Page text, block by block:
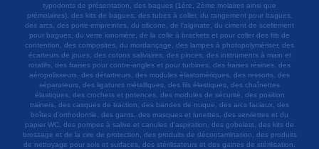
typodonts de présentation, des bagues (1ère, 2ème molaires ainsi que
prémolaires), des kits de bagues, des tubes à coller, du rangement pour bagues,
des arcs, des porte-empreintes, du silicone, de l'alginate, du ciment de scellement
pour bagues, du verre ionomère, de la colle à brackets et pour coller des fils de
contention, des composites, du mordançage, des lampes à photopolymériser, des
écarteurs de joues, des cotons salivaires, des pinces, des instruments à main et
rotatifs, des fraises pour contre-angles et pour turbines, des fraises résines, des
aéropolisseurs, des détartreurs, des modules élastomériques, des ressorts, des
séparateurs, des ligatures métalliques, des fils élastiques, des chaînettes
élastiques, des crochets et potences, des modules de sécurité, des position
trainers, des casques de traction, des bandes de nuque, des arcs faciaux, des
boîtes d'orthodontie, des gants, des masques et lunettes, des serviettes et du
papier WC, des pompes à salive et canules d'aspiration, des gobelets, des kits de
brossage et de la cire de protection, des produits de décontamination, des produits
de nettoyage pour sols et surfaces, des stérilisateurs et des gaines de stérilisation,